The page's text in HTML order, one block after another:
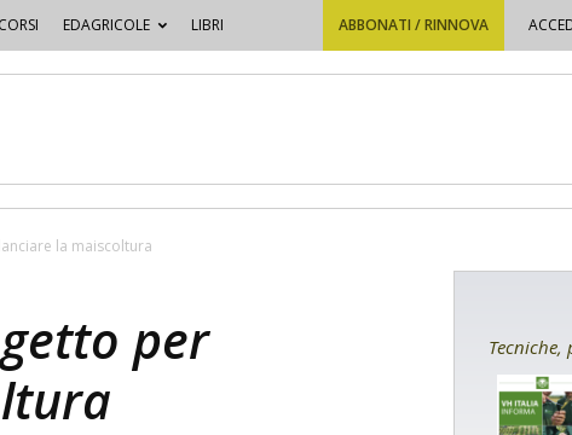
CORSI EDAGRICOLE LIBRI ABBONATI / RINNOVA
la maiscoltura
per